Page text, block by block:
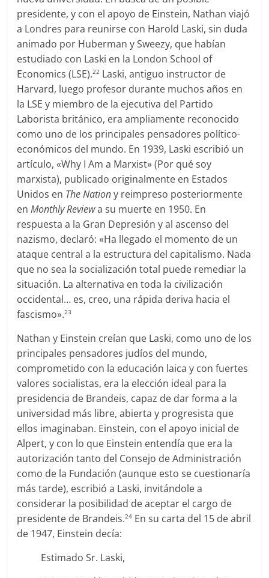
presidente, y con el apoyo de Einstein, Nathan viajó
a Londres para reunirse con Harold Laski, sin duda
animado por Huberman y Sweezy, que habían
estudiado con Laski en la London School of
Economics (LSE).22 Laski, antiguo instructor de
Harvard, luego profesor durante muchos años en
la LSE y miembro de la ejecutiva del Partido
Laborista británico, era ampliamente reconocido
como uno de los principales pensadores político-
económicos del mundo. En 1939, Laski escribió un
artículo, «Why I Am a Marxist» (Por qué soy
marxista), publicado originalmente en Estados
Unidos en The Nationy reimpreso posteriormente
enMonthly Reviewa su muerte en 1950. En
respuesta a la Gran Depresión y al ascenso del
nazismo, declaró: «Ha llegado el momento de un
ataque central a la estructura del capitalismo. Nada
que no sea la socialización total puede remediar la
situación. La alternativa en toda la civilización
occidental… es, creo, una rápida deriva hacia el
fascismo».23
Nathan y Einstein creían que Laski, como uno de los
principales pensadores judíos del mundo,
comprometido con la educación laica y con fuertes
valores socialistas, era la elección ideal para la
presidencia de Brandeis, capaz de dar forma a la
universidad más libre, abierta y progresista que
ellos imaginaban. Einstein, con el apoyo inicial de
Alpert, y con lo que Einstein entendía que era la
autorización tanto del Consejo de Administración
como de la Fundación (aunque esto se cuestionaría
más tarde), escribió a Laski, invitándole a
considerar la posibilidad de aceptar el cargo de
presidente de Brandeis.24 En su carta del 15 de abril
de 1947, Einstein decía:
Estimado Sr. Laski,